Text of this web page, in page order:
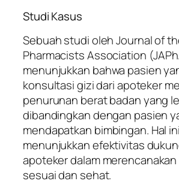
Studi Kasus
Sebuah studi oleh Journal of
Pharmacists Association
menunjukkan bahwa pasien
konsultasi gizi dari apoteker
penurunan berat badan yang
dibandingkan dengan pasien
mendapatkan bimbingan. Hal ini
menunjukkan efektivitas
apoteker dalam
sesuai dan sehat.